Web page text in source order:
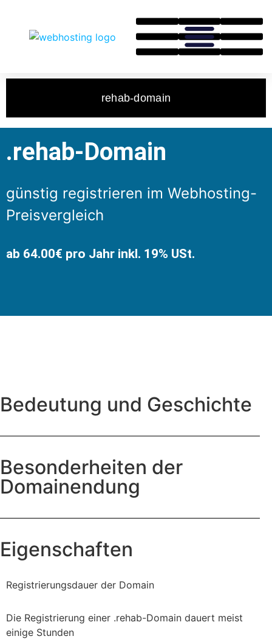
rehab-domain
.rehab-Domain
günstig registrieren im Webhosting-
Preisvergleich
ab 64.00€ pro Jahr inkl. 19% USt.
Bedeutung und Geschichte
Besonderheiten der
Domainendung
Eigenschaften
Registrierungsdauer der Domain
Die Registrierung einer .rehab-Domain dauert meist
einige Stunden